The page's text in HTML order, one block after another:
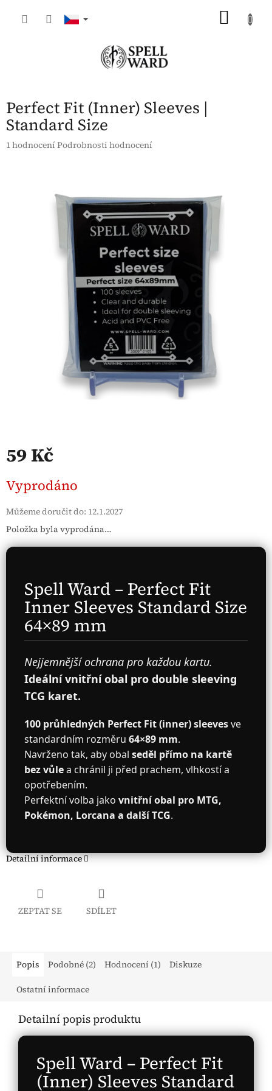
Perfect Fit (Inner) Sleeves |
Standard Size
Průměrné
1 hodnocení Podrobnosti hodnocení
59 Kč
cena:
Vyprodáno
Můžeme doručit do: 12.1.2027
Položka byla vyprodána…
Spell Ward – Perfect Fit
Inner Sleeves Standard Size
64×89 mm
Nejjemnější ochrana pro každou kartu.
Ideální vnitřní obal pro double sleeving
TCG karet.
100 průhledných Perfect Fit (inner) sleevesve
standardním rozměru 64×89 mm.
Navrženo tak, aby obal seděl přímo na kartě
bez vůlea chránil ji před prachem, vlhkostí a
opotřebením.
Perfektní volba jako vnitřní obal pro MTG,
Pokémon, Lorcana a další TCG.
Detailní informace
ZEPTAT SE SDÍLET
Popis Podobné (2) Hodnocení (1) Diskuze
Ostatní informace
Detailní popis produktu
Spell Ward – Perfect Fit
(Inner) Sleeves Standard